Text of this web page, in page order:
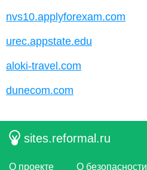
nvs10.applyforexam.com
urec.appstate.edu
aloki-travel.com
dunecom.com
sites.reformal.ru
О проекте О безопасности